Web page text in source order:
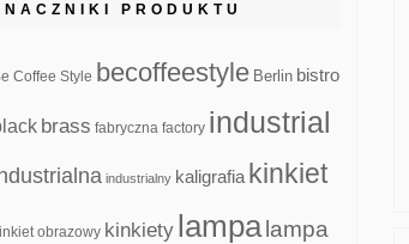
PRODUKTU
Coffee Style becoffeestyle Berlin bistro
brass fabryczna factory industrial
industrialny kaligrafia kinkiet
obrazowy kinkiety lampa lampa